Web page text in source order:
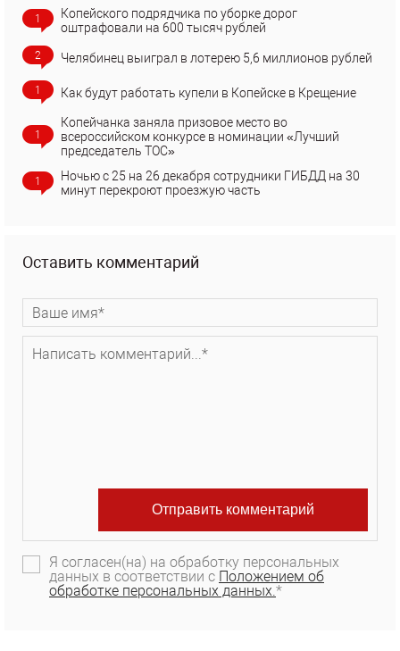
1
Копейского подрядчика по уборке дорог
оштрафовали на 600 тысяч рублей
2 Челябинец выиграл в лотерею 5,6 миллионов рублей
1 Как будут работать купели в Копейске в Крещение
1
Копейчанка заняла призовое место во
всероссийском конкурсе в номинации «Лучший
председатель ТОС»
1
Ночью с 25 на 26 декабря сотрудники ГИБДД на 30
минут перекроют проезжую часть
Оставить комментарий
Я согласен(на) на обработку персональных
данных в соответствии с Положением об
обработке персональных данных.*